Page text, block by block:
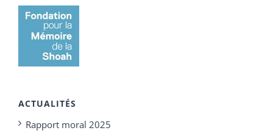
ACTUALITÉS
Rapport moral 2025